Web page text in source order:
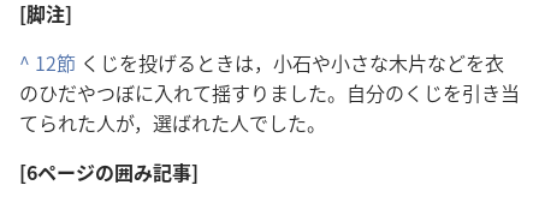
[脚注]
^ 12節 くじを投げるときは，小石や小さな木片などを衣
のひだやつぼに入れて揺すりました。自分のくじを引き当
てられた人が，選ばれた人でした。
[6ページの囲み記事]